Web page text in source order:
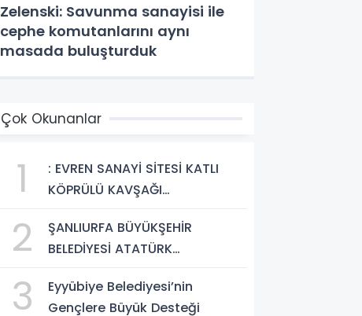
Zelenski: Savunma sanayisi ile
cephe komutanlarını aynı
masada buluşturduk
Çok Okunanlar
1
: EVREN SANAYİ SİTESİ KATLI
KÖPRÜLÜ KAVŞAĞI
BAŞLADI
2
ŞANLIURFA BÜYÜKŞEHİR
BELEDİYESİ ATATÜRK
ÇALIŞMALARINA BAŞLIYOR
3
Eyyübiye Belediyesi’nin
Gençlere Büyük Desteği